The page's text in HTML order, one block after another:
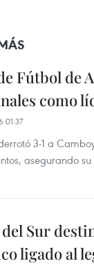
Fútbol de
como
01:37
3-1 a
asegurando
Sur
ligado al